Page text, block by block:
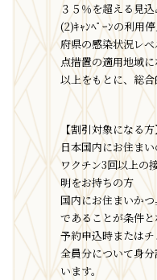
３５％を超える見
(2)ｷｬﾝﾍﾟｰﾝの利用
府県の感染状況レ
点措置の適用地域
以上をもとに、総
【割引対象になる方
日本国内にお住ま
ワクチン3回以上の
明をお持ちの方
国内にお住まいか
であることが条件と
予約申込時または
全員分について身
います。